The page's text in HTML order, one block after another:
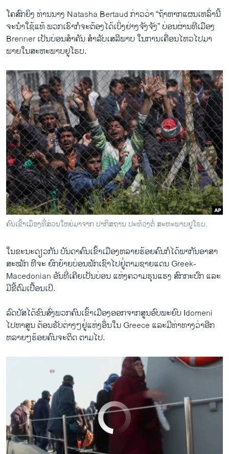
​ໂຄສົກ​ຍິງ ທ່ານ​ນາງ Natasha Bertaud ກ່າວ​ວ່າ “ຖ້າ​ຫາກ​ແຜນ​ເຫລົ່າ​ນີ້​
ຈະ​ນຳໃຊ້ແທ້ ​ພວກ​ເຮົາ​ກໍຈະ​ຕ້ອງໄດ້​ເບິ່ງ​ຢ່າງຈັງຈັງ” ບ່ອນ​ຜ່ານ​ທີ​ເມືອງ
Brenner ​ເປັນ​ບ່ອນ​ສຳ​ຄັນ ສຳລັບ​ເສລີ​ພາບ ໃນການ​ເຄື່ອນ​ໄຫວໄປມາ​
ພາຍ​ໃນ​ສະຫະພາບ​ຢູ​ໂຣບ.
ຄົນເຂົ້າເມຶອງທີ່ສ່ວນໃຫຍ່ມາຈາກ ປາກິສຖານ ປະທ້ວງຕໍ່ ສະຫະພາບຢູໂຣບ.
​ໃນ​ຂະນະ​ດຽວ​ກັນ ບັນດາ​ຄົນ​ເຂົ້າ​ເມືອງ​ຫລາຍ​ຮ້ອຍ​ຄົນ​ກໍໄດ້​ພາກັນ​ອາສາ​
ສະໝັກ ທີ​ຈະ​ ຍົກ​ຍ້າຍ​ບ່ອນ​ພັກ​ເຊົາໄປ​ຢູ່່​ຕາມ​ຊາຍ​ແດນ Greek-
Macedonian ອັນ​ທີ່​ເຄີຍ​ເປັນ​ບ່ອນ ​ແຫ່ງ​ຄວາ​ມຮຸນ​ແຮງ ​ສົກກະ​ປົກ ​ແລະ​
ມີ​ຂີ້ຕົມເປື້ອນເປິ.
ລົ​ດບັສ​ໄດ້ຂົນ​ສົ່ງ​ພວກ​ຄົນ​ເຂົ້າ​ເມື​ອງອອກ​ຈາກສູນ​ອົບ​ພະຍົບ Idomeni ​
ໄປ​ຫາ​ສູນ ຕ້ອນຮັບຕ່າງໆ​ຢູ່່​ແຫ່ງ​ອຶ່ນໃນ Greece ​ແລະ​ມີທ່າທາງວ່າອີກ
ຫລາຍໆ​ຮ້ອຍ​ຄົນຈະ​ຕິດ ຕາມ​ໄປ.
EMBED SHARE
Migrants Fear Deportations to Turkey
byສຽງອາເມຣິກາ ວີໂອເອລາວ
No media source currently available